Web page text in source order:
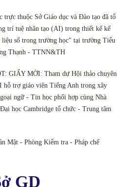
thuộc Sở Giáo dục và Đào tạo đã tổ
trí tuệ nhân tạo (AI) trong thiết kế kế
liệu số trong trường học" tại trường Tiểu
Thạnh - TTNN&TH
GIẤY MỜI: Tham dự Hội thảo chuyên
hỗ trợ giáo viên Tiếng Anh trong xây
ngữ - Tin học phối hợp cùng Nhà
học Cambridge tổ chức - Trung tâm
Mật - Phòng Kiểm tra - Pháp chế
GD